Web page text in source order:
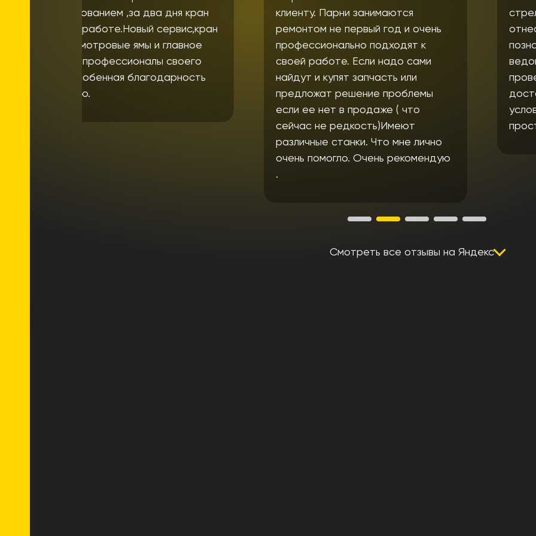
клиенту. Парни занимаются
ремонтом не первый год и очень
профессионально подходят к
своей работе. Если надо сами
найдут и купят запчасть или
стрелы автокрана Kobelco. Ребята
отнеслись с пониманием,
познакомили с дефектовочной
ведомостью, согласовали и
провели все необходимые работы
достаточно оперативно, при
условии с это "японец". Ребята
просто молодцы!!!
Смотреть все отзывы на Яндекс